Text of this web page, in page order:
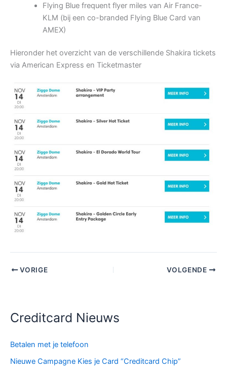
Flying Blue frequent flyer miles van Air France-
KLM (bij een co-branded Flying Blue Card van
AMEX)
Hieronder het overzicht van de verschillende Shakira tickets
via American Express en Ticketmaster
VORIGE VOLGENDE
Creditcard Nieuws
Betalen met je telefoon
Nieuwe Campagne Kies je Card “Creditcard Chip”